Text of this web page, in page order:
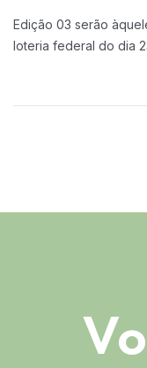
Edição 03 serão
loteria federal do dia